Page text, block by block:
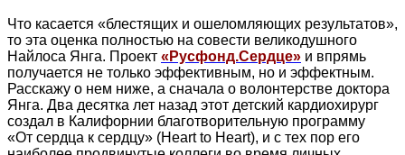
Что касается «блестящих и ошеломляющих результатов»,
то эта оценка полностью на совести великодушного
Найлоса Янга. Проект «Русфонд.Сердце» и впрямь
получается не только эффективным, но и эффектным.
Расскажу о нем ниже, а сначала о волонтерстве доктора
Янга. Два десятка лет назад этот детский кардиохирург
создал в Калифорнии благотворительную программу
«От сердца к сердцу» (Heart to Heart), и с тех пор его